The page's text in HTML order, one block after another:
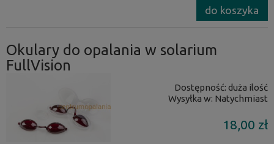
do koszyka
Okulary do opalania w solarium
FullVision
Dostępność: duża ilość
Wysyłka w: Natychmiast
18,00 zł